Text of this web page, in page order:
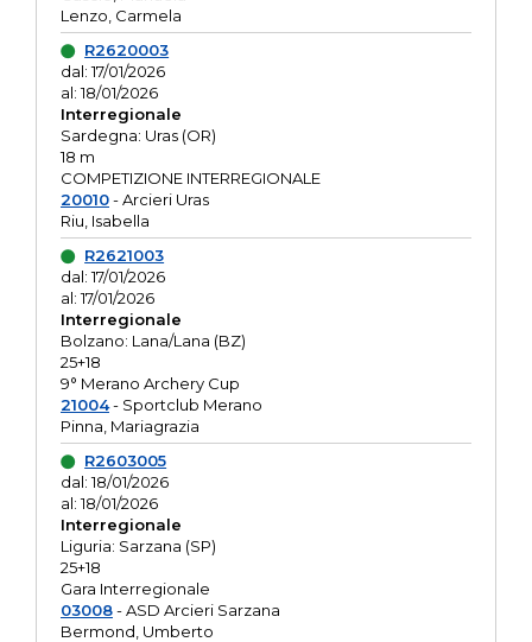
Lenzo, Carmela
R2620003
dal: 17/01/2026
al: 18/01/2026
Interregionale
Sardegna: Uras (OR)
18 m
COMPETIZIONE INTERREGIONALE
20010- Arcieri Uras
Riu, Isabella
R2621003
dal: 17/01/2026
al: 17/01/2026
Interregionale
Bolzano: Lana/Lana (BZ)
25+18
9° Merano Archery Cup
21004- Sportclub Merano
Pinna, Mariagrazia
R2603005
dal: 18/01/2026
al: 18/01/2026
Interregionale
Liguria: Sarzana (SP)
25+18
Gara Interregionale
03008- ASD Arcieri Sarzana
Bermond, Umberto